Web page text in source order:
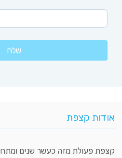
אודות קצפת
קצפת פעולת מזה כעשר שנים